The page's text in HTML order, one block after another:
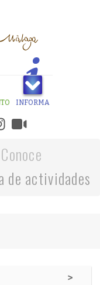
INFORMA
Conoce
de actividades
>